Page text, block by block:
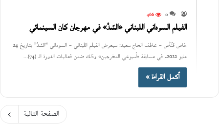
0
466
الفيلم السوداني اللبناني «السّدْ» في مهرجان كان السينمائي
خاص قنّآص – عاطف الحاج سعيد: سيعرض الفيلم اللبناني – السوداني “السّدْ” بتاريخ 24
مايو 2022م في مسابقة «أسبوعي المخرجين» وذلك ضمن فعاليات الدورة الـ (74)…
أكمل القراءة »
الصفحة التالية